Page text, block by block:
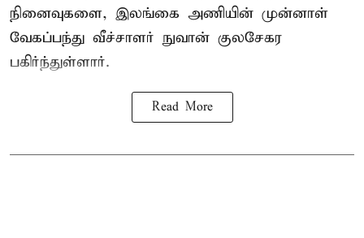
நினைவுகளை, இலங்கை அணியின் முன்னாள்
வேகப்பந்து வீச்சாளர் நுவான் குலசேகர
பகிர்ந்துள்ளார்.
Read More